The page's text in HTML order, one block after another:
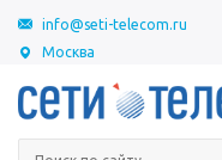
Москва
info@seti-telecom.ru